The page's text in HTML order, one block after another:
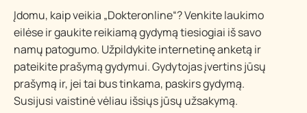
Įdomu, kaip veikia „Dokteronline“? Venkite laukimo
eilėse ir gaukite reikiamą gydymą tiesiogiai iš savo
namų patogumo. Užpildykite internetinę anketą ir
pateikite prašymą gydymui. Gydytojas įvertins jūsų
prašymą ir, jei tai bus tinkama, paskirs gydymą.
Susijusi vaistinė vėliau išsiųs jūsų užsakymą.